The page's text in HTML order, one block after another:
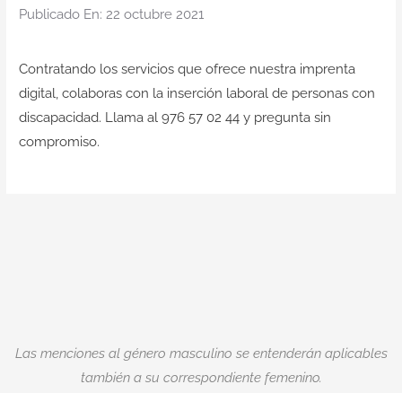
Publicado En: 22 octubre 2021
Contratando los servicios que ofrece nuestra imprenta
digital, colaboras con la inserción laboral de personas con
discapacidad. Llama al 976 57 02 44 y pregunta sin
compromiso.
Las menciones al género masculino se entenderán aplicables
también a su correspondiente femenino.